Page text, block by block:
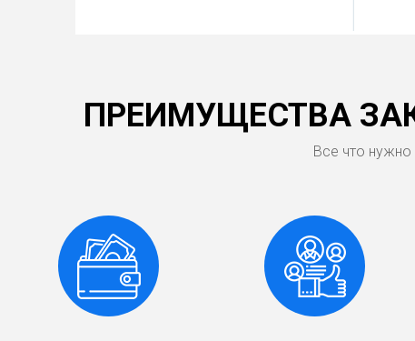
ПРЕИМУЩЕСТВА
Все что нужно